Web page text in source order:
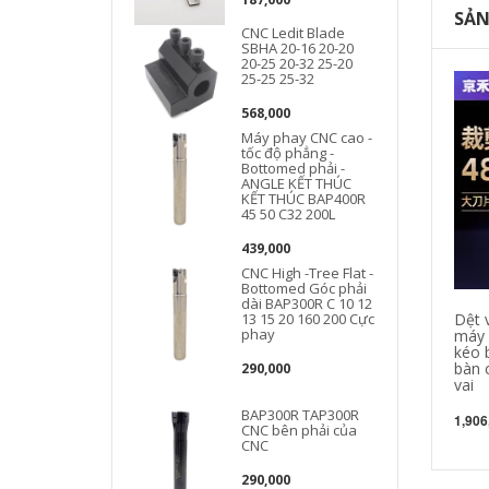
CNC Ledit Blade
SBHA 20-16 20-20
20-25 20-32 25-20
25-25 25-32
568,000
Máy phay CNC cao -
tốc độ phẳng -
Bottomed phải -
ANGLE KẾT THÚC
KẾT THÚC BAP400R
45 50 C32 200L
439,000
CNC High -Tree Flat -
Bottomed Góc phải
dài BAP300R C 10 12
13 15 20 160 200 Cực
phay
290,000
BAP300R TAP300R
CNC bên phải của
CNC
290,000
Dệt
máy
kéo
bàn
vai